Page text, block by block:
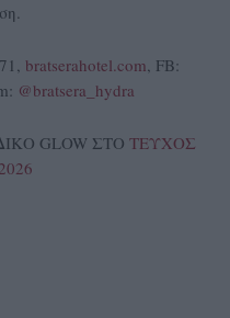
bratserahotel.com, FB:
@bratsera_hydra
GLOW ΣΤΟ ΤΕΥΧΟΣ